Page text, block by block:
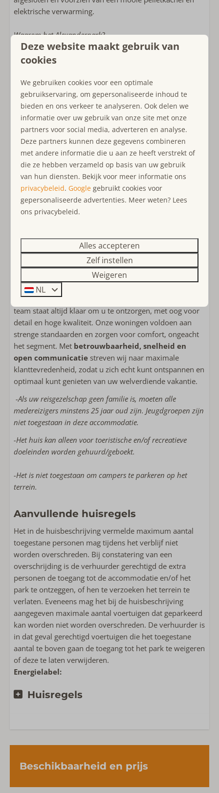
elektrische verwarming.
Waarom het Alexanderpark?
Alexanderpark is eenrustig familieparknaast het
natuurgebied de Westerduinen. De ligging en sfeer
natuurliefhebbers.
Waarom Ouddorp?
Ontdek al het moois van Ouddorp op het eiland Goeree-
Overflakkee, waar kust en natuur samenkomen. De
Noordzeebiedt volop mogelijkheden voor strandplezier
en watersport. Geniet van prachtigefietstochten en
wandelingenlangs de beste routes en verborgen
plekken. Hethistorische centrumvan Ouddorp biedt
een gezellige sfeer met een breed aanbod aan
horecagelegenheden en winkels. Ouddorp is deideale
bestemmingvoor een vakantie vol rust, avontuur en
Waarom Ouddorp Connection?
Ouddorp Connectionvoor een
onvergetelijke vakantie-ervaring. Wij zijn een
kleinschalig familiebedrijf
gastvrijheid en persoonlijk contact. Ons jonge, gedreven
team staat altijd klaar om u te ontzorgen, met oog voor
detail en hoge kwaliteit. Onze woningen voldoen aan
strenge standaarden en zorgen voor comfort, ongeacht
het segment. Met betrouwbaarheid, snelheid en
open communicatie streven wij naar maximale
klanttevredenheid, zodat u zich echt kunt ontspannen en
optimaal kunt genieten van uw welverdiende vakantie.
-Als uw reisgezelschap geen familie is, moeten alle
medereizigers minstens 25 jaar oud zijn. Jeugdgroepen zijn
niet toegestaan in deze accommodatie.
-Het huis kan alleen voor toeristische en/of recreatieve
doeleinden worden gehuurd/geboekt.
-Het is niet toegestaan om campers te parkeren op het
terrein.
Aanvullende huisregels
Het in de huisbeschrijving vermelde maximum aantal
toegestane personen mag tijdens het verblijf niet
worden overschreden. Bij constatering van een
overschrijding is de verhuurder gerechtigd de extra
personen de toegang tot de accommodatie en/of het
park te ontzeggen, of hen te verzoeken het terrein te
verlaten. Eveneens mag het bij de huisbeschrijving
aangegeven maximale aantal voertuigen dat geparkeerd
kan worden niet worden overschreden. De verhuurder is
in dat geval gerechtigd voertuigen die het toegestane
aantal te boven gaan de toegang tot het park te weigeren
of deze te laten verwijderen.
Energielabel:
Huisregels
Beschikbaarheid en prijs
Deze website maakt gebruik van
cookies
We gebruiken cookies voor een optimale
gebruikservaring, om gepersonaliseerde inhoud te
bieden en ons verkeer te analyseren. Ook delen we
informatie over uw gebruik van onze site met onze
partners voor social media, adverteren en analyse.
Deze partners kunnen deze gegevens combineren
met andere informatie die u aan ze heeft verstrekt of
die ze hebben verzameld op basis van uw gebruik
van hun diensten. Bekijk voor meer informatie ons
privacybeleid. Google gebruikt cookies voor
gepersonaliseerde advertenties. Meer weten? Lees
ons privacybeleid.
Alles accepteren
Zelf instellen
Weigeren
NL